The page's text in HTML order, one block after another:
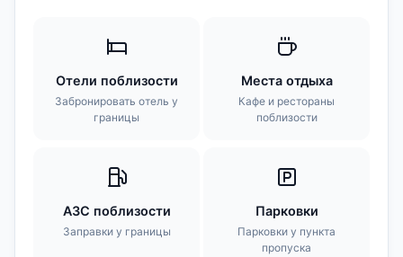
Отели поблизости
Забронировать отель у
границы
Места отдыха
Кафе и рестораны
поблизости
АЗС поблизости
Заправки у границы
Парковки
Парковки у пункта
пропуска